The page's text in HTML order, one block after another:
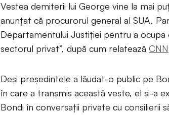
Vestea demiterii lui George vine la mai
anunțat că procurorul general al SUA,
Departamentului Justiției pentru a
sectorul privat”, după cum relatează CNN
Deși președintele a lăudat-o public pe
în care a transmis această veste, el și-a
Bondi în conversații private cu consilierii